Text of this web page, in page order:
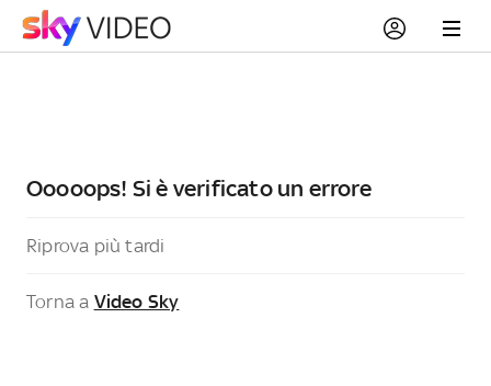
Ooooops! Si è verificato un errore
Riprova più tardi
Torna a Video Sky